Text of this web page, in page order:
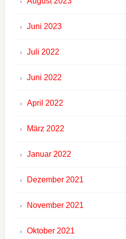
Juni 2023
Juli 2022
Juni 2022
April 2022
März 2022
Januar 2022
Dezember 2021
November 2021
Oktober 2021